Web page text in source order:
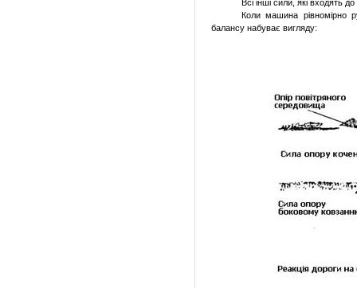
Всі інші сили, які входять до
Коли машина рівномірно
балансу набуває вигляду: